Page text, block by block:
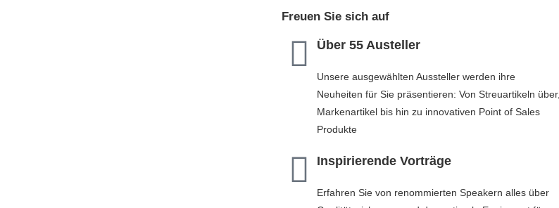
Freuen Sie sich auf
Über 55 Austeller
Unsere ausgewählten Aussteller werden ihre
Neuheiten für Sie präsentieren: Von Streuartikeln über,
Markenartikel bis hin zu innovativen Point of Sales
Produkte
Inspirierende Vorträge
Erfahren Sie von renommierten Speakern alles über